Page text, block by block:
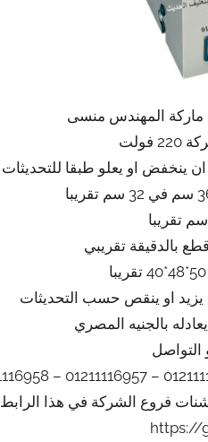
التواصل
فروع الشركة في هذا الرابط
https://